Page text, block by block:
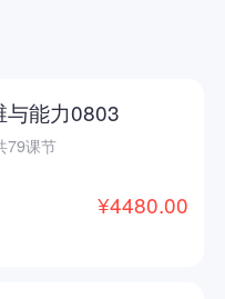
能力0803
79课节
¥4480.00